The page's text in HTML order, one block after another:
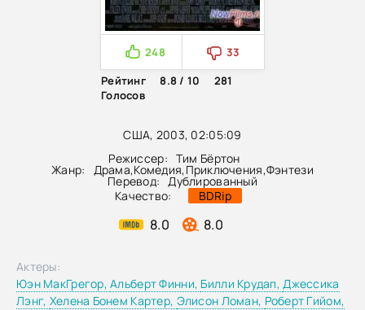
США, 2003, 02:05:09
Режиссер: Тим Бёртон
Жанр: Драма,Комедия, Приключения,Фэнтези
Перевод: Дублированный
Качество:
BDRip
8.0 8.0
248
33
Рейтинг
8.8 / 10
281
Голосов
Актеры:
Юэн МакГрегор,Альберт Финни, Билли Крудап,Джессика
Лэнг, Хелена Бонем Картер, Элисон Ломан, Роберт Гийом,